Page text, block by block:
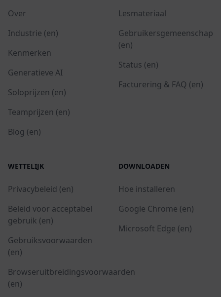
Over
Industrie (en)
Kenmerken
Generatieve AI
Soloprijzen (en)
Teamprijzen (en)
Blog (en)
Lesmateriaal
Gebruikersgemeenschap
(en)
Status (en)
Facturering & FAQ (en)
WETTELIJK
Privacybeleid (en)
Beleid voor acceptabel
gebruik (en)
Gebruiksvoorwaarden
(en)
Browseruitbreidingsvoorwaarden
(en)
DOWNLOADEN
Hoe installeren
Google Chrome (en)
Microsoft Edge (en)